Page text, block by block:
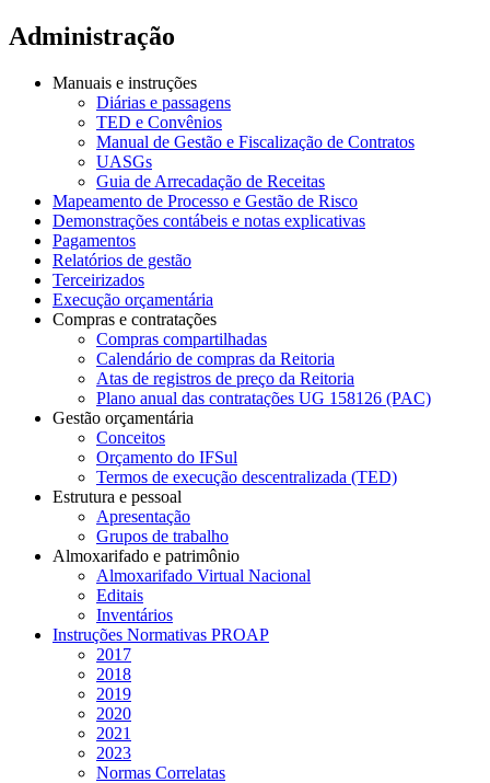
Administração
Manuais e instruções
Diárias e passagens
TED e Convênios
Manual de Gestão e Fiscalização de Contratos
UASGs
Guia de Arrecadação de Receitas
Mapeamento de Processo e Gestão de Risco
Demonstrações contábeis e notas explicativas
Pagamentos
Relatórios de gestão
Terceirizados
Execução orçamentária
Compras e contratações
Compras compartilhadas
Calendário de compras da Reitoria
Atas de registros de preço da Reitoria
Plano anual das contratações UG 158126 (PAC)
Gestão orçamentária
Conceitos
Orçamento do IFSul
Termos de execução descentralizada (TED)
Estrutura e pessoal
Apresentação
Grupos de trabalho
Almoxarifado e patrimônio
Almoxarifado Virtual Nacional
Editais
Inventários
Instruções Normativas PROAP
2017
2018
2019
2020
2021
2023
Normas Correlatas